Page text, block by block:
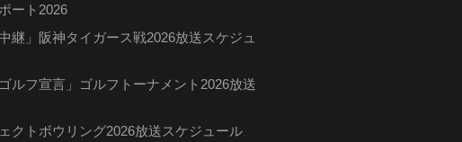
ート2026
継」阪神タイガース戦2026放送スケジュ
ルフ宣言」ゴルフトーナメント2026放送
クトボウリング2026放送スケジュール